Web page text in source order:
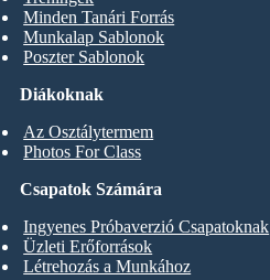
Diákoknak
Az Osztálytermem
Photos For Class
Minden Tanári Forrás
Munkalap Sablonok
Poszter Sablonok
Csapatok Számára
Ingyenes Próbaverzió Csapatoknak
Üzleti Erőforrások
Létrehozás a Munkához